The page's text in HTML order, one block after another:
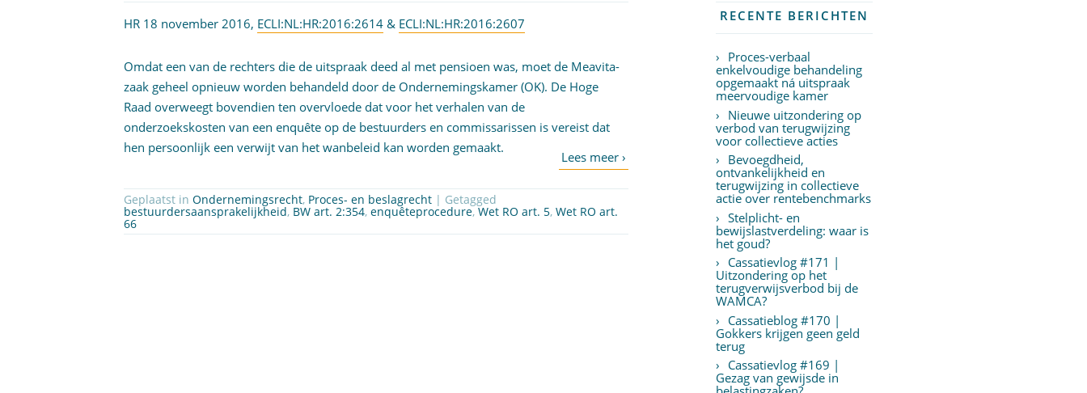
HR 18 november 2016, ECLI:NL:HR:2016:2614 & ECLI:NL:HR:2016:2607
Omdat een van de rechters die de uitspraak deed al met pensioen was, moet de Meavita-
zaak geheel opnieuw worden behandeld door de Ondernemingskamer (OK). De Hoge
Raad overweegt bovendien ten overvloede dat voor het verhalen van de
onderzoekskosten van een enquête op de bestuurders en commissarissen is vereist dat
hen persoonlijk een verwijt van het wanbeleid kan worden gemaakt.
Geplaatst inOndernemingsrecht, Proces- en beslagrecht | Getagged
bestuurdersaansprakelijkheid, BW art. 2:354,enquêteprocedure,Wet RO art. 5,Wet RO art.
66
RECENTE BERICHTEN
Proces-verbaal
enkelvoudige behandeling
opgemaakt ná uitspraak
meervoudige kamer
Nieuwe uitzondering op
verbod van terugwijzing
voor collectieve acties
Bevoegdheid,
ontvankelijkheid en
terugwijzing in collectieve
actie over rentebenchmarks
Stelplicht- en
bewijslastverdeling: waar is
het goud?
Cassatievlog #171 |
Uitzondering op het
terugverwijsverbod bij de
WAMCA?
Cassatieblog #170 |
Gokkers krijgen geen geld
terug
Cassatievlog #169 |
Gezag van gewijsde in